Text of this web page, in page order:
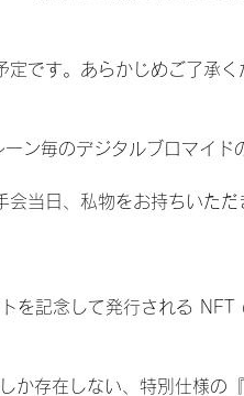
です。あらかじめご了承く
ン毎のデジタルブロマイド
当日、私物をお持ちいた
記念して発行される NFT
か存在しない、特別仕様の